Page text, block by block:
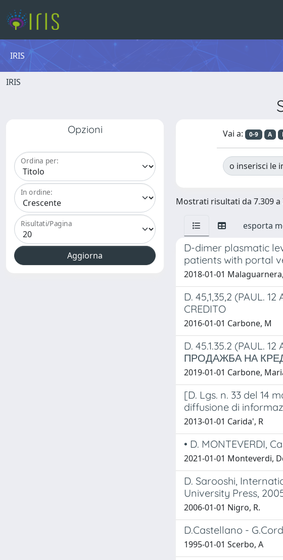
IRIS
IRIS
Opzioni
Ordina per:
In ordine:
Risultati/Pagina
Vai a: 0-9 A
o inserisci le
Mostrati risultati da 7.309 a
esporta
D-dimer plasmatic
patients with portal
2018-01-01
D. 45,1,35,2 (PAUL.
CREDITO
2016-01-01 Carbone, M
D. 45.1.35.2 (PAUL.
ПРОДАЖБА НА
2019-01-01 Carbone,
[D. Lgs. n. 33 del 14
diffusione di
2013-01-01 Carida', R
• D. MONTEVERDI,
2021-01-01 Monteverdi,
D. Sarooshi,
University Press,
2006-01-01 Nigro, R.
D.Castellano -
1995-01-01 Scerbo, A